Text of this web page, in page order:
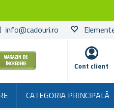
info@cadouri.ro
Cont client
CATEGORIA PRINCIPALĂ